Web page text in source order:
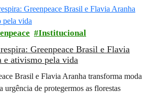
Institucional
Greenpeace Brasil e Flavia
e ativismo pela vida
Brasil e Flavia Aranha transforma moda
urgência de protegermos as florestas